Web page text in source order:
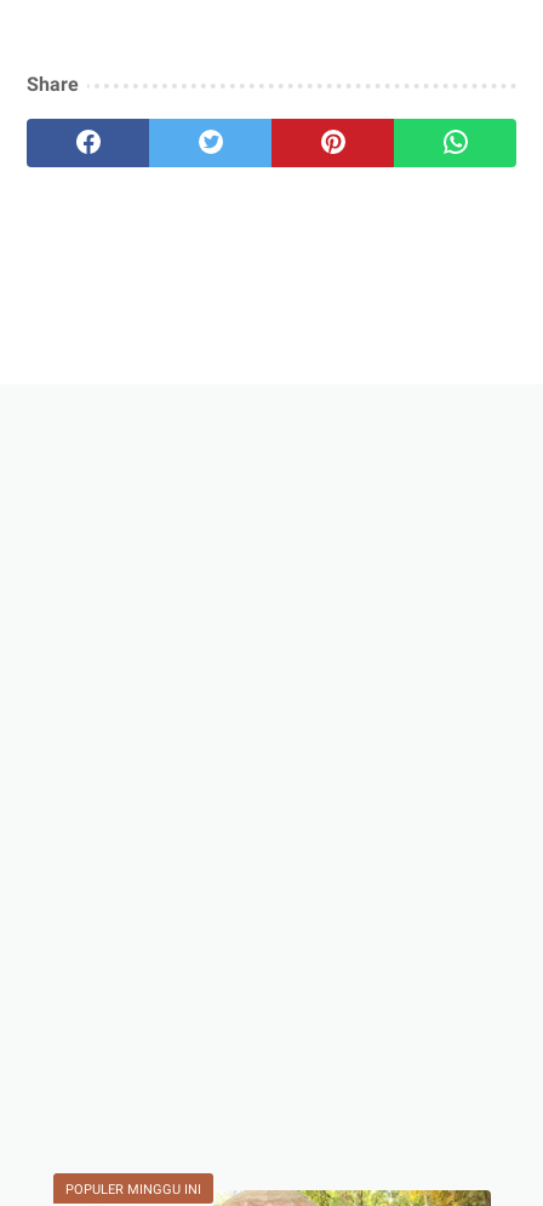
Share
POPULER MINGGU INI